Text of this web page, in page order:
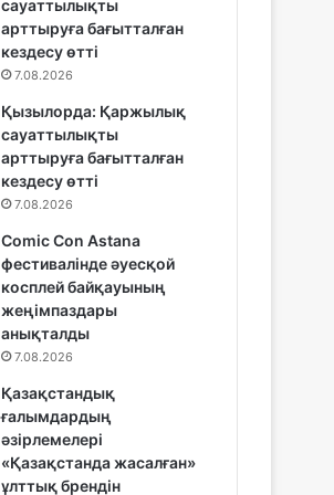
сауаттылықты
арттыруға бағытталған
кездесу өтті
7.08.2026
Қызылорда: Қаржылық
сауаттылықты
арттыруға бағытталған
кездесу өтті
7.08.2026
Comic Con Astana
фестивалінде әуесқой
косплей байқауының
жеңімпаздары
анықталды
7.08.2026
Қазақстандық
ғалымдардың
әзірлемелері
«Қазақстанда жасалған»
ұлттық брендін